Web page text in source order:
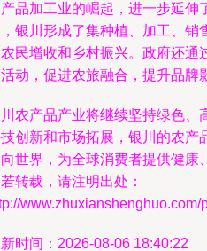
品加工业的崛起，进一步延伸
银川形成了集种植、加工、销
民增收和乡村振兴。政府还通
动，促进农旅融合，提升品牌
农产品产业将继续坚持绿色、
创新和市场拓展，银川的农产
世界，为全球消费者提供健康
转载，请注明出处：
www.zhuxianshenghuo.com/
时间：2026-08-06 18:40:22